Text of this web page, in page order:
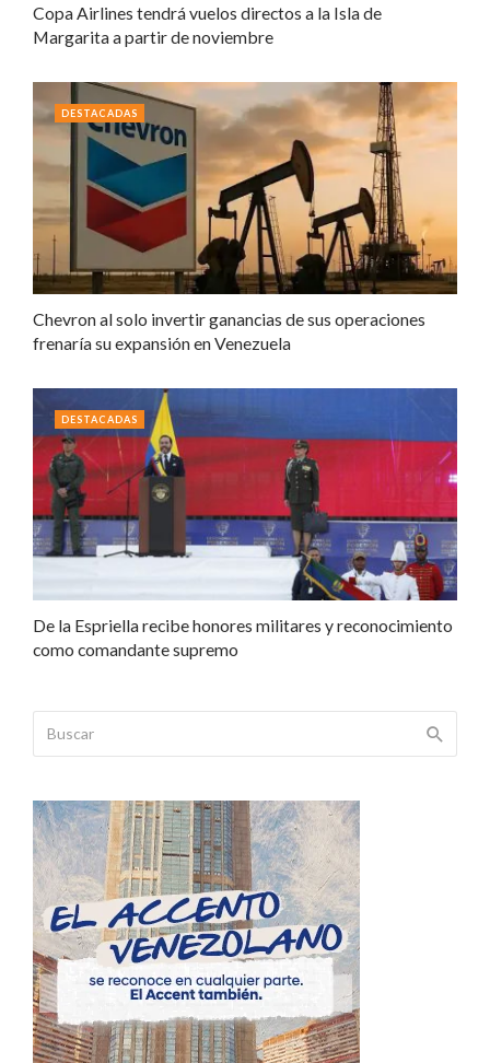
Copa Airlines tendrá vuelos directos a la Isla de
Margarita a partir de noviembre
Chevron al solo invertir ganancias de sus operaciones
frenaría su expansión en Venezuela
DESTACADAS
De la Espriella recibe honores militares y reconocimiento
como comandante supremo
DESTACADAS